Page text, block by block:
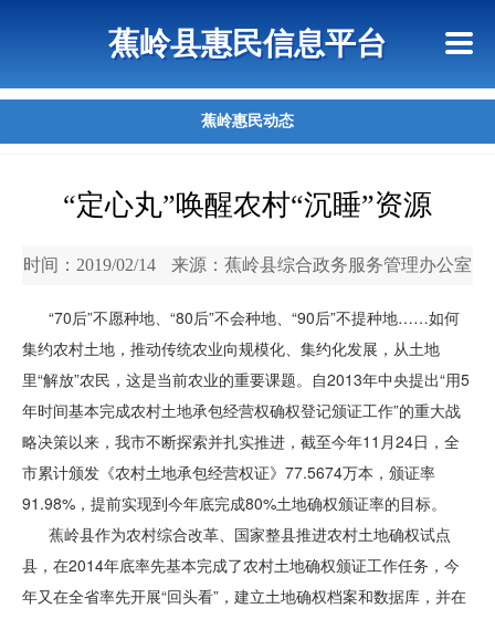
蕉岭县惠民信息平台
蕉岭惠民动态
“定心丸”唤醒农村“沉睡”资源
时间：2019/02/14 来源：蕉岭县综合政务服务管理办公室
“70后”不愿种地、“80后”不会种地、“90后”不提种地……如何
集约农村土地，推动传统农业向规模化、集约化发展，从土地
里“解放”农民，这是当前农业的重要课题。自2013年中央提出“用5
年时间基本完成农村土地承包经营权确权登记颁证工作”的重大战
略决策以来，我市不断探索并扎实推进，截至今年11月24日，全
市累计颁发《农村土地承包经营权证》77.5674万本，颁证率
91.98%，提前实现到今年底完成80%土地确权颁证率的目标。
蕉岭县作为农村综合改革、国家整县推进农村土地确权试点
县，在2014年底率先基本完成了农村土地确权颁证工作任务，今
年又在全省率先开展“回头看”，建立土地确权档案和数据库，并在